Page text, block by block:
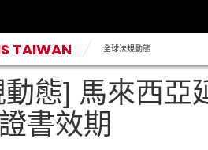
TAIWAN 全球法規動態
態] 馬來西亞
書效期